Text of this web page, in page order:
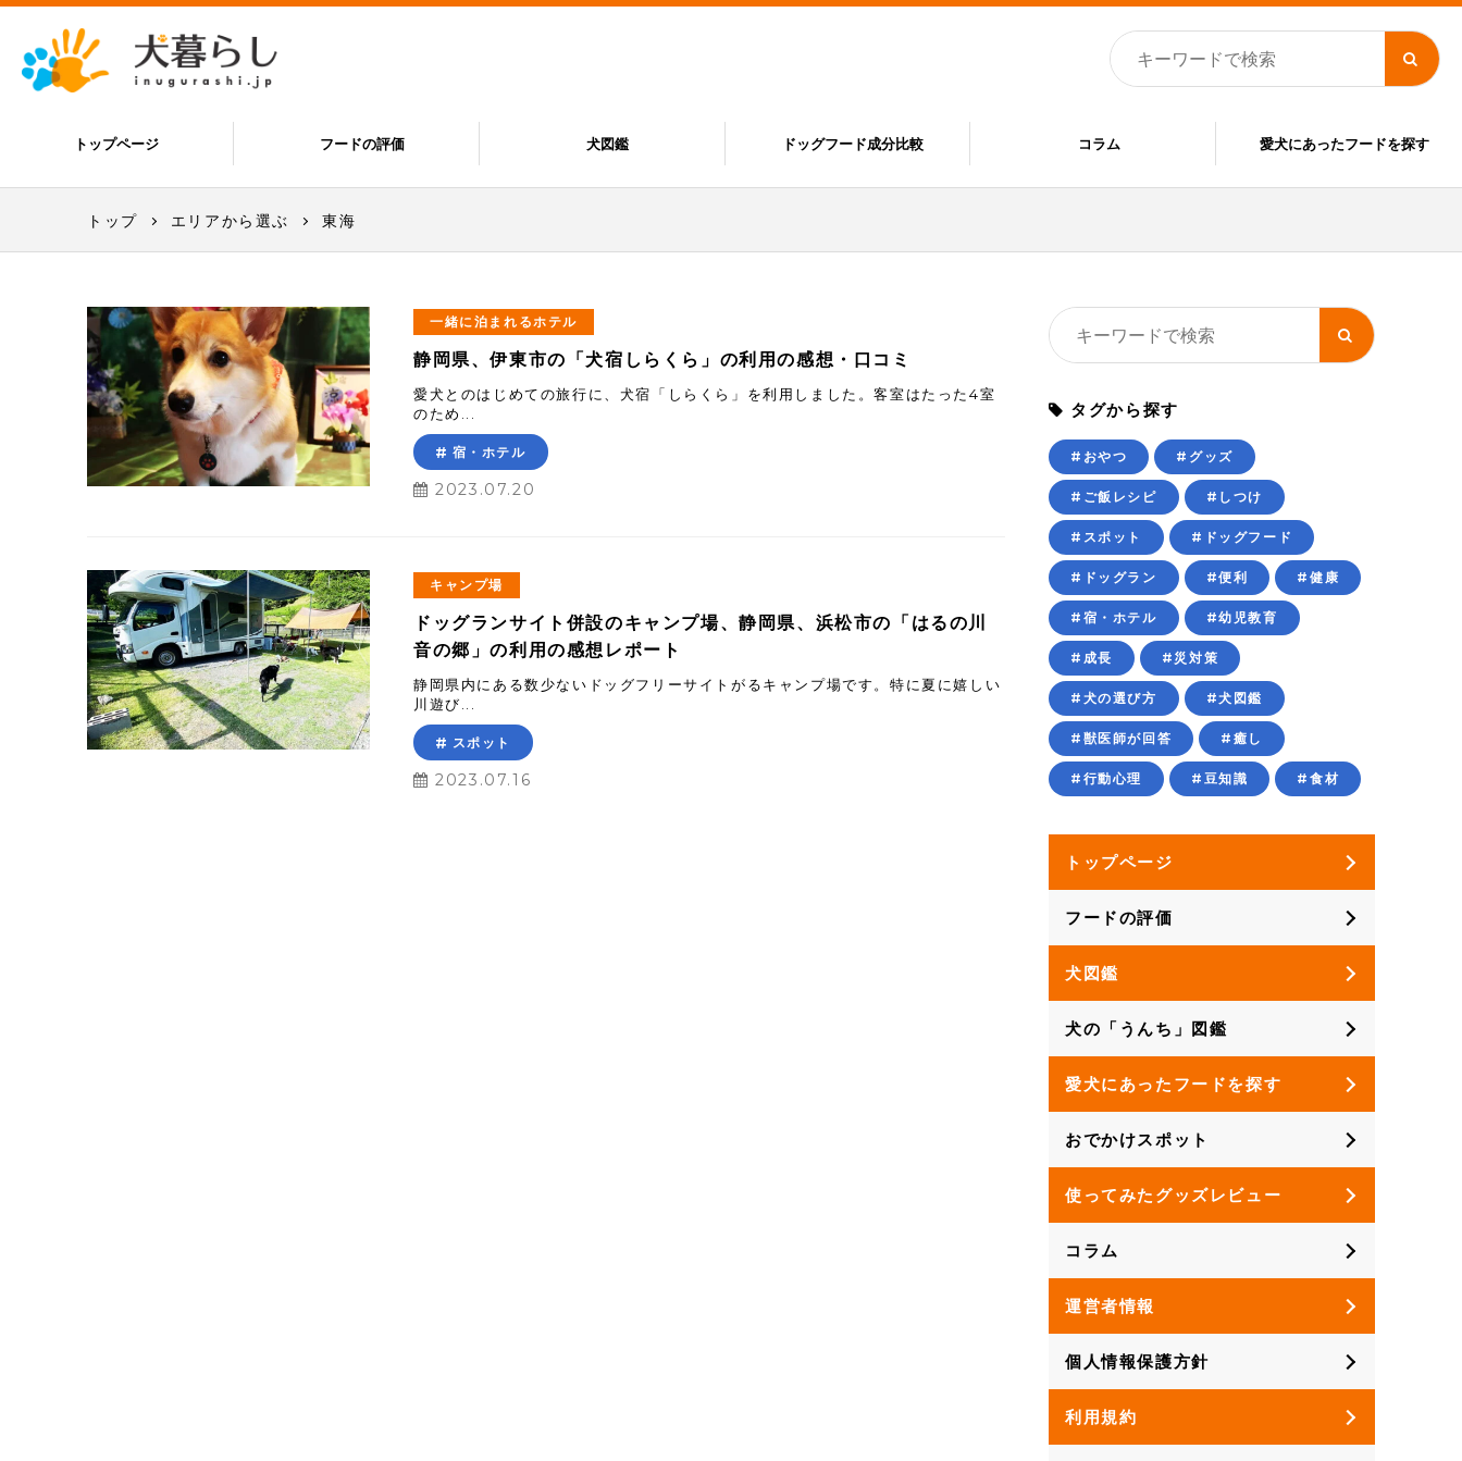
トップページ フードの評価 犬図鑑 ドッグフード成分比較 コラム 愛犬にあったフードを探す
トップ エリアから選ぶ 東海
一緒に泊まれるホテル
静岡県、伊東市の「犬宿しらくら」の利用の感想・口コミ
愛犬とのはじめての旅行に、犬宿「しらくら」を利用しました。客室はたった4室
のため...
宿・ホテル
2023.07.20
キャンプ場
ドッグランサイト併設のキャンプ場、静岡県、浜松市の「はるの川
音の郷」の利用の感想レポート
静岡県内にある数少ないドッグフリーサイトがるキャンプ場です。特に夏に嬉しい
川遊び...
スポット
2023.07.16
タグから探す
#おやつ #グッズ
#ご飯レシピ #しつけ
#スポット #ドッグフード
#ドッグラン #便利 #健康
#宿・ホテル #幼児教育
#成長 #災対策
#犬の選び方 #犬図鑑
#獣医師が回答 #癒し
#行動心理 #豆知識 #食材
トップページ
フードの評価
犬図鑑
犬の「うんち」図鑑
愛犬にあったフードを探す
おでかけスポット
使ってみたグッズレビュー
コラム
運営者情報
個人情報保護方針
利用規約